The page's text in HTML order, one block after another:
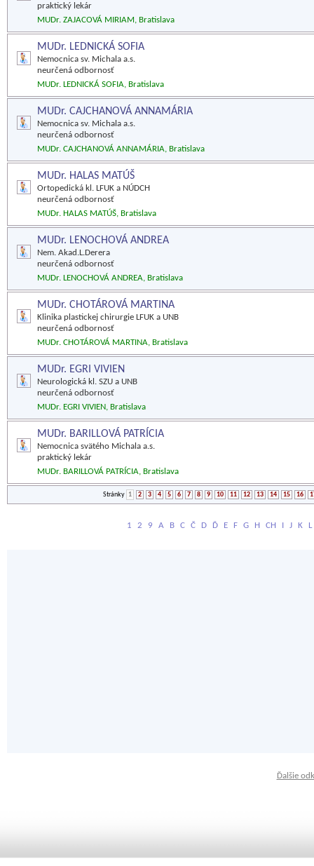
praktický lekár
MUDr. ZAJACOVÁ MIRIAM, Bratislava
MUDr. LEDNICKÁ SOFIA
Nemocnica sv. Michala a.s.
neurčená odbornosť
MUDr. LEDNICKÁ SOFIA, Bratislava
MUDr. CAJCHANOVÁ ANNAMÁRIA
Nemocnica sv. Michala a.s.
neurčená odbornosť
MUDr. CAJCHANOVÁ ANNAMÁRIA, Bratislava
MUDr. HALAS MATÚŠ
Ortopedická kl. LFUK a NÚDCH
neurčená odbornosť
MUDr. HALAS MATÚŠ, Bratislava
MUDr. LENOCHOVÁ ANDREA
Nem. Akad.L.Derera
neurčená odbornosť
MUDr. LENOCHOVÁ ANDREA, Bratislava
MUDr. CHOTÁROVÁ MARTINA
Klinika plastickej chirurgie LFUK a UNB
neurčená odbornosť
MUDr. CHOTÁROVÁ MARTINA, Bratislava
MUDr. EGRI VIVIEN
Neurologická kl. SZU a UNB
neurčená odbornosť
MUDr. EGRI VIVIEN, Bratislava
MUDr. BARILLOVÁ PATRÍCIA
Nemocnica svätého Michala a.s.
praktický lekár
MUDr. BARILLOVÁ PATRÍCIA, Bratislava
Stránky 1 2 3 4 5 6 7 8 9 10 11 12 13 14 15 16
1 2 9 A B C Č D Ď E F G H CH I J K L
Ďalšie